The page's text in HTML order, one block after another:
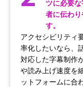
ツに必要
者に伝わ
す。
アクセシビリティ
率化したいなら、
対応した字幕制作
や読み上げ速度を
ットフォームに合